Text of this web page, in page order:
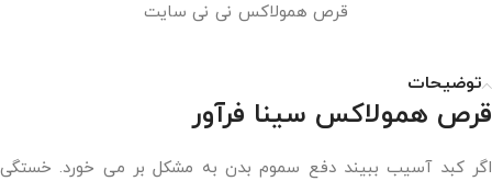
قرص همولاکس نی نی سایت
توضیحات
قرص همولاکس سینا فرآور
اگر کبد آسیب ببیند دفع سموم بدن به مشکل بر می خورد. خستگی